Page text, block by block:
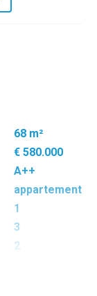
68 m²
€ 580.000
A++
appartement
1
3
2